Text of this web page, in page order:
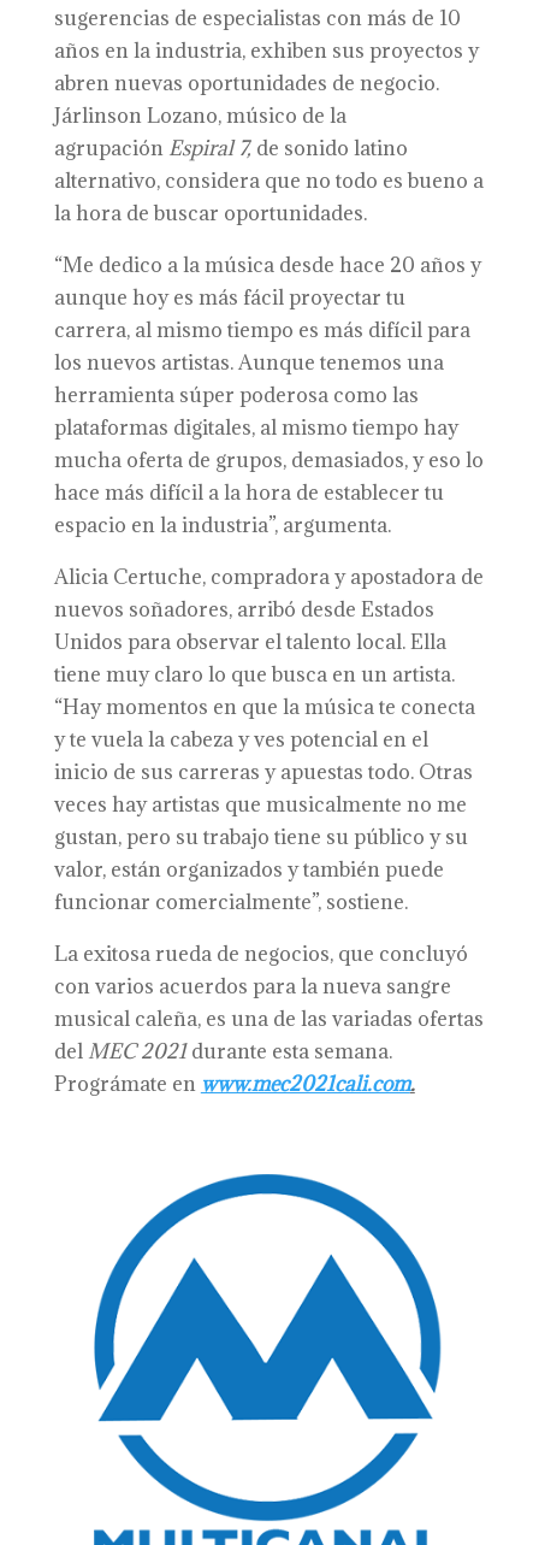
sugerencias de especialistas con más de 10
años en la industria, exhiben sus proyectos y
abren nuevas oportunidades de negocio.
Járlinson Lozano, músico de la
agrupación Espiral 7,de sonido latino
alternativo, considera que no todo es bueno a
la hora de buscar oportunidades.
“Me dedico a la música desde hace 20 años y
aunque hoy es más fácil proyectar tu
carrera, al mismo tiempo es más difícil para
los nuevos artistas. Aunque tenemos una
herramienta súper poderosa como las
plataformas digitales, al mismo tiempo hay
mucha oferta de grupos, demasiados, y eso lo
hace más difícil a la hora de establecer tu
espacio en la industria”, argumenta.
Alicia Certuche, compradora y apostadora de
nuevos soñadores, arribó desde Estados
Unidos para observar el talento local. Ella
tiene muy claro lo que busca en un artista.
“Hay momentos en que la música te conecta
y te vuela la cabeza y ves potencial en el
inicio de sus carreras y apuestas todo. Otras
veces hay artistas que musicalmente no me
gustan, pero su trabajo tiene su público y su
valor, están organizados y también puede
funcionar comercialmente”, sostiene.
La exitosa rueda de negocios, que concluyó
con varios acuerdos para la nueva sangre
musical caleña, es una de las variadas ofertas
del MEC2021durante esta semana.
Prográmate en www.mec2021cali.com.